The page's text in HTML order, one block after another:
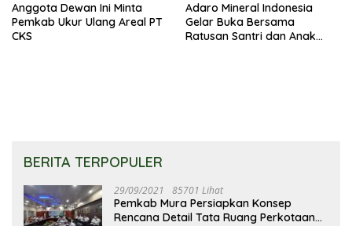
Anggota Dewan Ini Minta
Pemkab Ukur Ulang Areal PT
CKS
Adaro Mineral Indonesia
Gelar Buka Bersama
Ratusan Santri dan Anak
BERITA TERPOPULER
29/09/2021 85701 Lihat
Pemkab Mura Persiapkan Konsep
Rencana Detail Tata Ruang Perkotaan